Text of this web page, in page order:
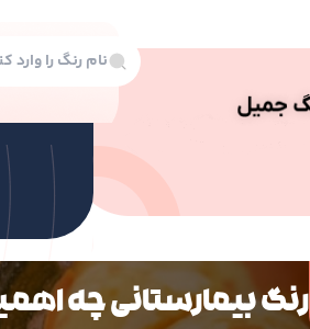
رنگ
رنگ بیمارستانی چه اهمیتی در دارد؟ |